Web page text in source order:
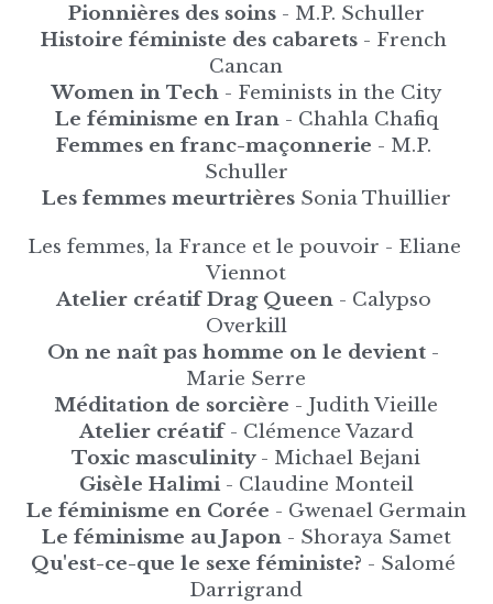
Pionnières des soins - M.P. Schuller
Histoire féministe des cabarets - French
Cancan
Women in Tech - Feminists in the City
Le féminisme en Iran - Chahla Chafiq
Femmes en franc-maçonnerie - M.P.
Schuller
Les femmes meurtrières Sonia Thuillier
Les femmes, la France et le pouvoir - Eliane
Viennot
Atelier créatif Drag Queen - Calypso
Overkill
On ne naît pas homme on le devient -
Marie Serre
Méditation de sorcière - Judith Vieille
Atelier créatif - Clémence Vazard
Toxic masculinity - Michael Bejani
Gisèle Halimi - Claudine Monteil
Le féminisme en Corée - Gwenael Germain
Le féminisme au Japon - Shoraya Samet
Qu'est-ce-que le sexe féministe? - Salomé
Darrigrand